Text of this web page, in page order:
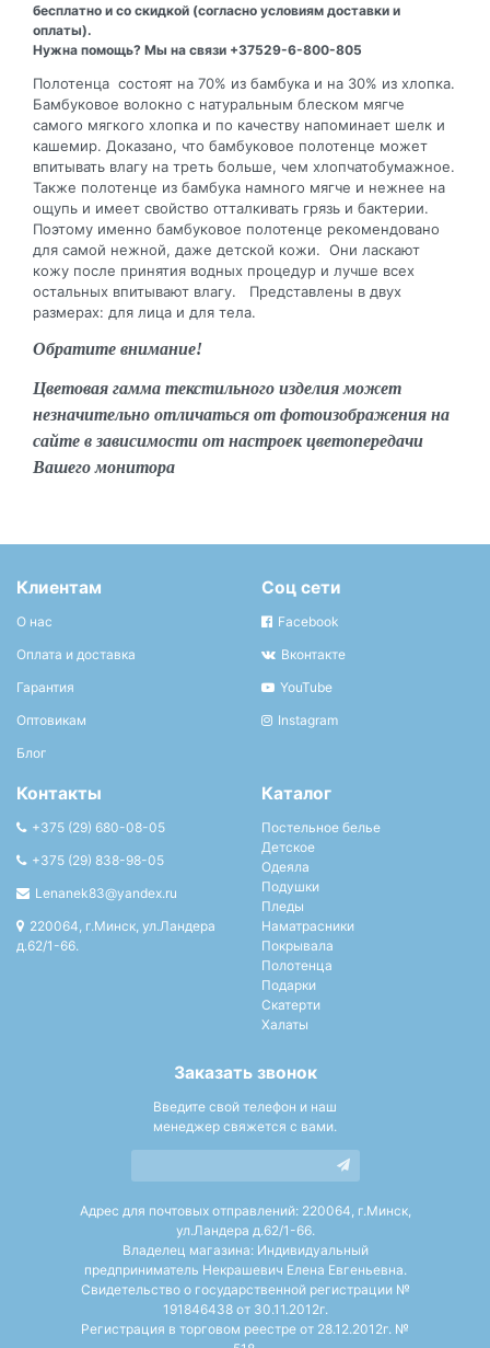
бесплатно и со скидкой (согласно условиям доставки и
оплаты).
Нужна помощь? Мы на связи +37529-6-800-805
Полотенца состоят на 70% из бамбука и на 30% из хлопка.
Бамбуковое волокно с натуральным блеском мягче
самого мягкого хлопка и по качеству напоминает шелк и
кашемир. Доказано, что бамбуковое полотенце может
впитывать влагу на треть больше, чем хлопчатобумажное.
Также полотенце из бамбука намного мягче и нежнее на
ощупь и имеет свойство отталкивать грязь и бактерии.
Поэтому именно бамбуковое полотенце рекомендовано
для самой нежной, даже детской кожи. Они ласкают
кожу после принятия водных процедур и лучше всех
остальных впитывают влагу. Представлены в двух
размерах: для лица и для тела.
Обратите внимание!
Цветовая гамма текстильного изделия может
незначительно отличаться от фотоизображения на
сайте в зависимости от настроек цветопередачи
Вашего монитора
Клиентам
О нас
Оплата и доставка
Гарантия
Оптовикам
Блог
Соц сети
Facebook
Вконтакте
YouTube
Instagram
Контакты
+375 (29) 680-08-05
+375 (29) 838-98-05
Lenanek83@yandex.ru
220064, г.Минск, ул.Ландера
д.62/1-66.
Каталог
Постельное белье
Детское
Одеяла
Подушки
Пледы
Наматрасники
Покрывала
Полотенца
Подарки
Скатерти
Халаты
Заказать звонок
Введите свой телефон и наш
менеджер свяжется с вами.
Адрес для почтовых отправлений: 220064, г.Минск,
ул.Ландера д.62/1-66.
Владелец магазина: Индивидуальный
предприниматель Некрашевич Елена Евгеньевна.
Свидетельство о государственной регистрации №
191846438 от 30.11.2012г.
Регистрация в торговом реестре от 28.12.2012г. №